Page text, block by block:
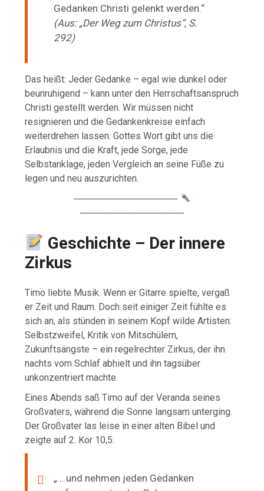
Gedanken Christi gelenkt werden.“
(Aus: „Der Weg zum Christus“, S.
292)
Das heißt: Jeder Gedanke – egal wie dunkel oder
beunruhigend – kann unter den Herrschaftsanspruch
Christi gestellt werden. Wir müssen nicht
resignieren und die Gedankenkreise einfach
weiterdrehen lassen. Gottes Wort gibt uns die
Erlaubnis und die Kraft, jede Sorge, jede
Selbstanklage, jeden Vergleich an seine Füße zu
legen und neu auszurichten.
────────────────
────────────────
Geschichte – Der innere
Zirkus
Timo liebte Musik. Wenn er Gitarre spielte, vergaß
er Zeit und Raum. Doch seit einiger Zeit fühlte es
sich an, als stünden in seinem Kopf wilde Artisten:
Selbstzweifel, Kritik von Mitschülern,
Zukunftsängste – ein regelrechter Zirkus, der ihn
nachts vom Schlaf abhielt und ihn tagsüber
unkonzentriert machte.
Eines Abends saß Timo auf der Veranda seines
Großvaters, während die Sonne langsam unterging.
Der Großvater las leise in einer alten Bibel und
zeigte auf 2. Kor 10,5:
„… und nehmen jeden Gedanken